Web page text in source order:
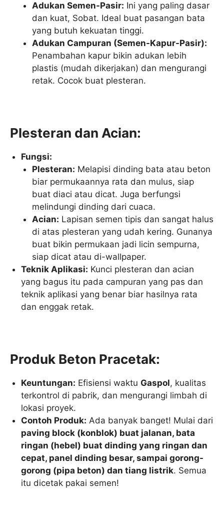
Adukan Semen-Pasir: Ini yang paling dasar
dan kuat, Sobat. Ideal buat pasangan bata
yang butuh kekuatan tinggi.
Adukan Campuran (Semen-Kapur-Pasir):
Penambahan kapur bikin adukan lebih
plastis (mudah dikerjakan) dan mengurangi
retak. Cocok buat plesteran.
Plesteran dan Acian:
Fungsi:
Plesteran: Melapisi dinding bata atau beton
biar permukaannya rata dan mulus, siap
buat diaci atau dicat. Juga berfungsi
melindungi dinding dari cuaca.
Acian: Lapisan semen tipis dan sangat halus
di atas plesteran yang udah kering. Gunanya
buat bikin permukaan jadi licin sempurna,
siap dicat atau di-wallpaper.
Teknik Aplikasi: Kunci plesteran dan acian
yang bagus itu pada campuran yang pas dan
teknik aplikasi yang benar biar hasilnya rata
dan enggak retak.
Produk Beton Pracetak:
Keuntungan: Efisiensi waktu Gaspol, kualitas
terkontrol di pabrik, dan mengurangi limbah di
lokasi proyek.
Contoh Produk: Ada banyak banget! Mulai dari
paving block (konblok) buat jalanan, bata
ringan (hebel) buat dinding yang ringan dan
cepat, panel dinding besar, sampai gorong-
gorong (pipa beton) dan tiang listrik. Semua
itu dicetak pakai semen!